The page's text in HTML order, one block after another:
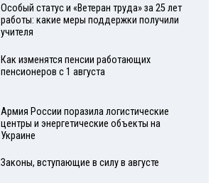
Особый статус и «Ветеран труда» за 25 лет
работы: какие меры поддержки получили
учителя
Как изменятся пенсии работающих
пенсионеров с 1 августа
Армия России поразила логистические
центры и энергетические объекты на
Украине
Законы, вступающие в силу в августе